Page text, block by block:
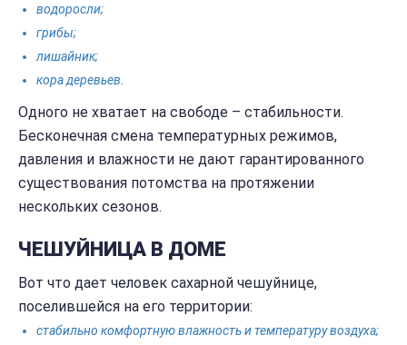
водоросли;
грибы;
лишайник;
кора деревьев.
Одного не хватает на свободе – стабильности.
Бесконечная смена температурных режимов,
давления и влажности не дают гарантированного
существования потомства на протяжении
нескольких сезонов.
ЧЕШУЙНИЦА В ДОМЕ
Вот что дает человек сахарной чешуйнице,
поселившейся на его территории:
стабильно комфортную влажность и температуру воздуха;